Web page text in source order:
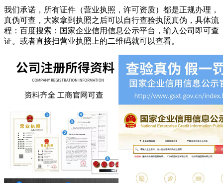
我们承诺，所有证件（营业执照，许可资质）都是正规办理，
真伪可查，大家拿到执照之后可以自行查验执照真伪，具体流
程：百度搜索：国家企业信用信息公示平台，输入公司即可查
证。或者直接扫营业执照上的二维码就可以查看。